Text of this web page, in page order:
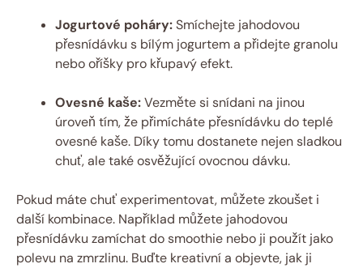
Jogurtové poháry:Smíchejte jahodovou
přesnídávku s bílým jogurtem a přidejte granolu
nebo oříšky pro křupavý efekt.
Ovesné kaše:Vezměte si snídani na jinou
úroveň tím, že přimícháte přesnídávku do teplé
ovesné kaše. Díky tomu dostanete nejen sladkou
chuť, ale také osvěžující ovocnou dávku.
Pokud máte chuť experimentovat, můžete zkoušet i
další kombinace. Například můžete jahodovou
přesnídávku zamíchat do smoothie nebo ji použít jako
polevu na zmrzlinu. Buďte kreativní a objevte, jak ji